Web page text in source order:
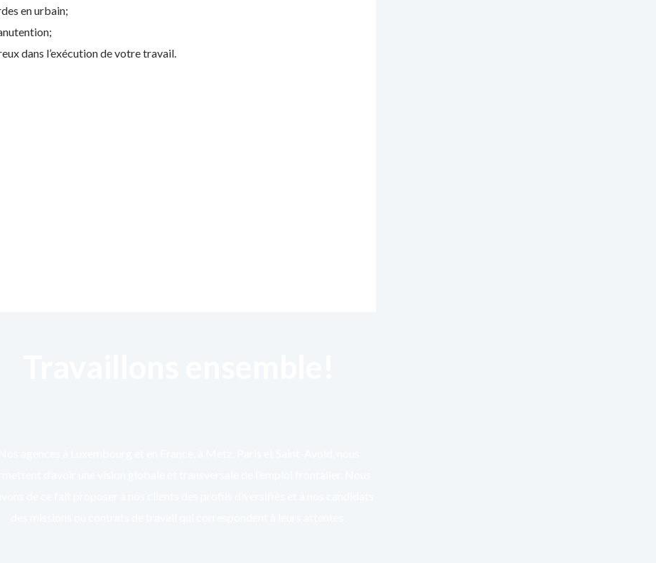
en urbain;
dans l’exécution de votre travail.